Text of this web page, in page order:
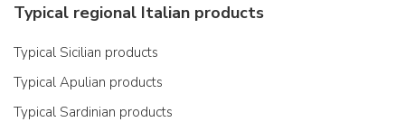
Typical regional Italian products
Typical Sicilian products
Typical Apulian products
Typical Sardinian products